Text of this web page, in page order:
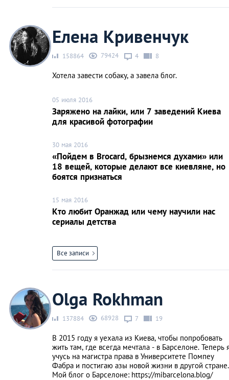
Елена Кривенчук
158864 79424 4 8
Хотела завести собаку, а завела блог.
05 июля 2016
Заряжено на лайки, или 7 заведений Киева
для красивой фотографии
30 мая 2016
«Пойдем в Brocard, брызнемся духами» или
18 вещей, которые делают все киевляне, но
боятся признаться
15 мая 2016
Кто любит Оранжад или чему научили нас
сериалы детства
Все записи
Olga Rokhman
137884 68928 7 19
В 2015 году я уехала из Киева, чтобы попробовать
жить там, где всегда мечтала - в Барселоне. Теперь
учусь на магистра права в Университете Помпеу
Фабра и постигаю азы новой жизни в другой стране.
Мой блог о Барселоне: https://mibarcelona.blog/